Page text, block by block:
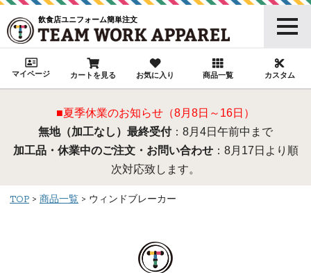
飲食店ユニフォーム簡単注文
マイページ カートを見る お気に入り 商品一覧 カスタム
■夏季休業のお知らせ（8月8日～16日）
無地（加工なし）最終受付：8月4日午前中まで
加工品・休業中のご注文・お問い合わせ：8月17日より順
次対応致します。
TOP 商品一覧 ウィンドブレーカー